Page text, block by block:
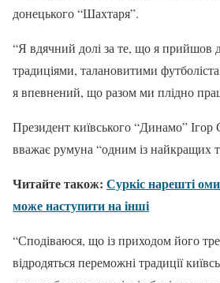
донецького “Шахтаря”.
“Я вдячний долі за те, що я прийшов
традиціями, талановитими
я впевнений, що разом ми плідно
Президент київського “Динамо” Ігор
вважає румуна “одним із найкращих
Читайте також: Суркіс нарешті
може наступити на інші
“Сподіваюся, що із приходом його
відродяться переможні традиції